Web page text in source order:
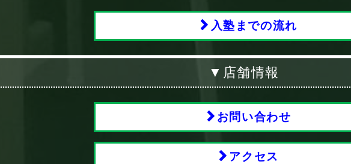
入塾までの流れ
▼店舗情報
お問い合わせ
アクセス